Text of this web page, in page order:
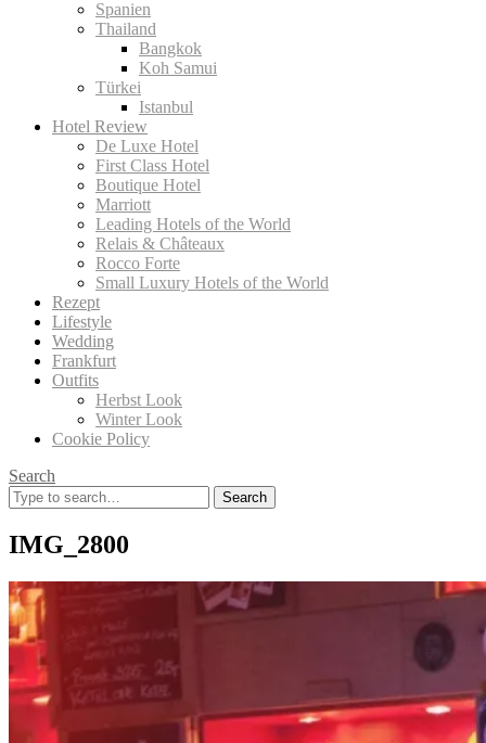
Spanien
Thailand
Bangkok
Koh Samui
Türkei
Istanbul
Hotel Review
De Luxe Hotel
First Class Hotel
Boutique Hotel
Marriott
Leading Hotels of the World
Relais & Châteaux
Rocco Forte
Small Luxury Hotels of the World
Rezept
Lifestyle
Wedding
Frankfurt
Outfits
Herbst Look
Winter Look
Cookie Policy
Search
Search
for:
IMG_2800